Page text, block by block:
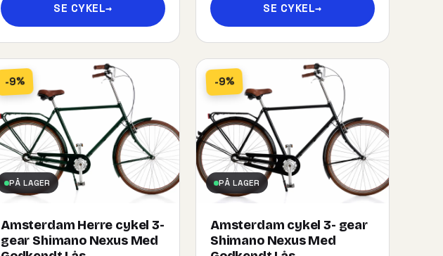
SE CYKEL→ SE CYKEL→
-9%
PÅ LAGER
Amsterdam Herre cykel 3-
gear Shimano Nexus Med
-9%
PÅ LAGER
Amsterdam cykel 3- gear
Shimano Nexus Med